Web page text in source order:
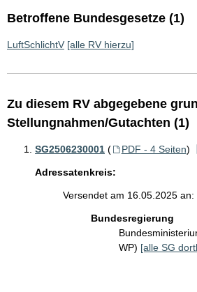
Betroffene Bundesgesetze (1)
LuftSchlichtV [alle RV hierzu]
Zu diesem RV abgegebene
Stellungnahmen/Gutachten (1)
SG2506230001 ( PDF - 4 Seiten)
Adressatenkreis:
Versendet am 16.05.2025 an:
Bundesregierung
WP) [alle SG